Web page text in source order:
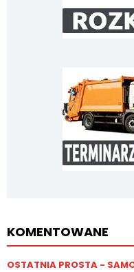
KOMENTOWANE
OSTATNIA PROSTA -